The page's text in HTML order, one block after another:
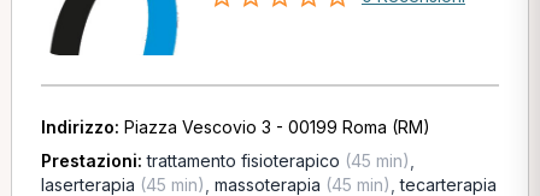
Indirizzo: Piazza Vescovio 3 - 00199 Roma (RM)
Prestazioni:trattamento fisioterapico (45 min)
laserterapia (45 min) massoterapia (45 min) ,tecarterapia